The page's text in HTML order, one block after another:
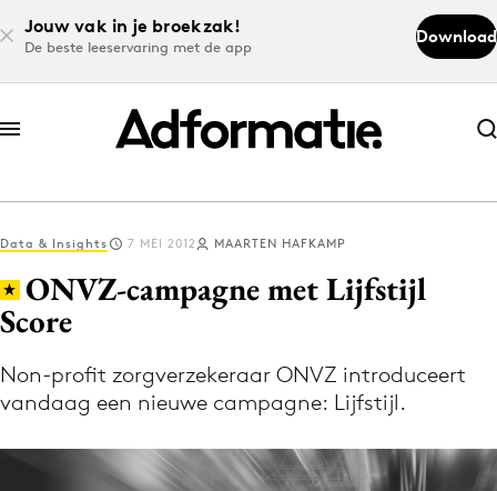
Jouw vak in je broekzak!
De beste leeservaring met de app
Download
Abonneer nu
Abonneer nu
Log in
Volg het laatste nieuws via de Adformatie
Nieuws app
Data & Insights 7 MEI 2012 MAARTEN HAFKAMP
ONVZ-campagne met Lijfstijl
Score
Non-profit zorgverzekeraar ONVZ introduceert
vandaag een nieuwe campagne: Lijfstijl.